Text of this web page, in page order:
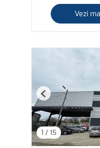
Vezi
1 / 15
Previous